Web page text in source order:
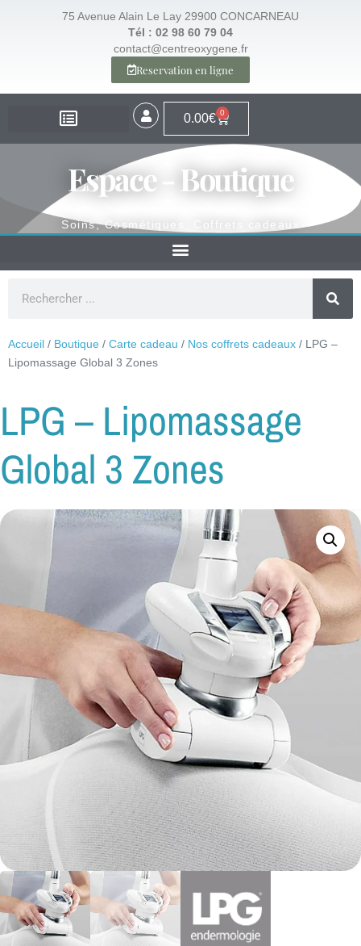
75 Avenue Alain Le Lay 29900 CONCARNEAU
Tél : 02 98 60 79 04
contact@centreoxygene.fr
Reservation en ligne
0.00€ 0
Espace - Boutique
Soins, Cosmétiques, Coffrets cadeaux
Accueil / Boutique / Carte cadeau / Nos coffrets cadeaux / LPG –
Lipomassage Global 3 Zones
LPG – Lipomassage
Global 3 Zones